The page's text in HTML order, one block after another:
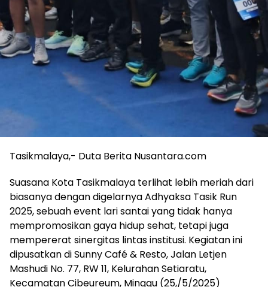
Tasikmalaya,- Duta Berita Nusantara.com
Suasana Kota Tasikmalaya terlihat lebih meriah dari
biasanya dengan digelarnya Adhyaksa Tasik Run
2025, sebuah event lari santai yang tidak hanya
mempromosikan gaya hidup sehat, tetapi juga
mempererat sinergitas lintas institusi. Kegiatan ini
dipusatkan di Sunny Café & Resto, Jalan Letjen
Mashudi No. 77, RW 11, Kelurahan Setiaratu,
Kecamatan Cibeureum, Minggu (25,/5/2025)